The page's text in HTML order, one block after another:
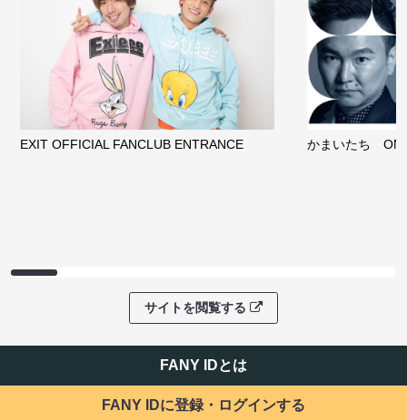
EXIT OFFICIAL FANCLUB ENTRANCE かまいたち
サイトを閲覧する
FANY IDとは
FANY IDに登録・ログインする